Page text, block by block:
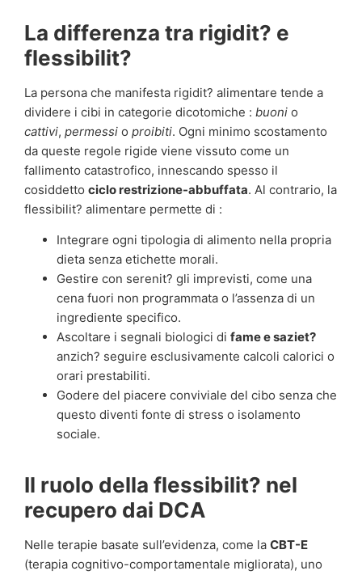
La differenza tra rigidit? e
flessibilit?
La persona che manifesta rigidit? alimentare tende a
dividere i cibi in categorie dicotomiche : buoni o
cattivi, permessi o proibiti. Ogni minimo scostamento
da queste regole rigide viene vissuto come un
fallimento catastrofico, innescando spesso il
cosiddetto ciclo restrizione-abbuffata. Al contrario, la
flessibilit? alimentare permette di :
Integrare ogni tipologia di alimento nella propria
dieta senza etichette morali.
Gestire con serenit? gli imprevisti, come una
cena fuori non programmata o l’assenza di un
ingrediente specifico.
Ascoltare i segnali biologici di fame e saziet?
anzich? seguire esclusivamente calcoli calorici o
orari prestabiliti.
Godere del piacere conviviale del cibo senza che
questo diventi fonte di stress o isolamento
sociale.
Il ruolo della flessibilit? nel
recupero dai DCA
Nelle terapie basate sull’evidenza, come la CBT-E
(terapia cognitivo-comportamentale migliorata), uno